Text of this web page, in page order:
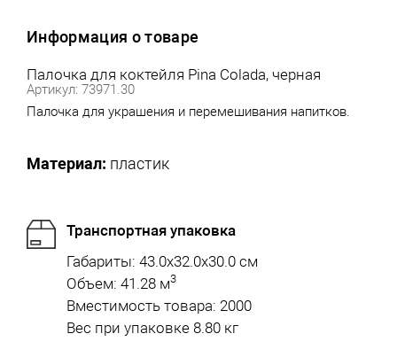
Информация о товаре
Палочка для коктейля Pina Colada, черная
Артикул: 73971.30
Палочка для украшения и перемешивания напитков.
Материал: пластик
Транспортная упаковка
Габариты: 43.0x32.0x30.0 см
Объем: 41.28 м3
Вместимость товара: 2000
Вес при упаковке 8.80 кг